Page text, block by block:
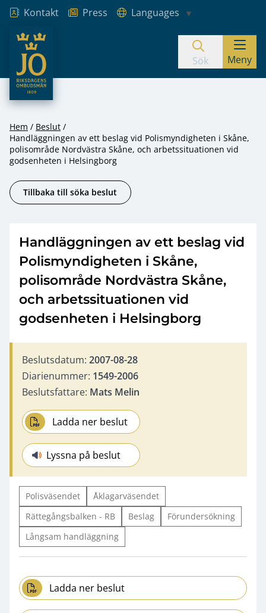
Hoppa till innehåll
Kontakt Press
Languages
JO – Riksdagens Ombudsmän
Sök Meny
Hem
Beslut
Handläggningen av ett beslag vid Polismyndigheten i Skåne,
polisområde Nordvästra Skåne, och arbetssituationen vid
godsenheten i Helsingborg
Tillbaka till söka beslut
Handläggningen av ett beslag vid
Polismyndigheten i Skåne,
polisområde Nordvästra Skåne,
och arbetssituationen vid
godsenheten i Helsingborg
Beslutsdatum: 2007-08-28
Diarienummer: 1549-2006
Beslutsfattare: Mats Melin
Ladda ner beslut
Lyssna på beslut
Polisväsendet
Åklagarväsendet
Rättegångsbalken - RB
Beslag
Förundersökning
Långsam handläggning
Ladda ner beslut